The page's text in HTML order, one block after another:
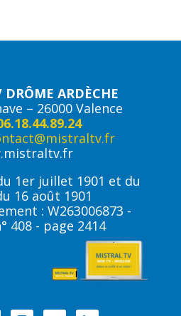
DRÔME ARDÈCHE
– 26000 Valence
1er juillet 1901 et du
16 août 1901
: W263006873 -
408 - page 2414